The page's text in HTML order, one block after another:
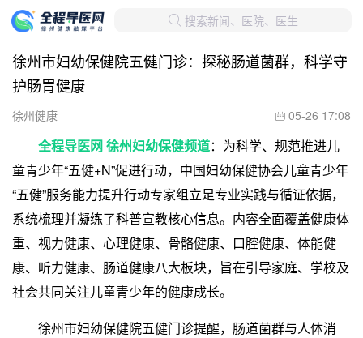
 搜索新闻、医院、医生
徐州市妇幼保健院五健门诊：探秘肠道菌群，科学守
护肠胃健康
徐州健康  05-26 17:08
全程导医网 徐州妇幼保健频道：为科学、规范推进儿
童青少年“五健+N”促进行动，中国妇幼保健协会儿童青少年
“五健”服务能力提升行动专家组立足专业实践与循证依据，
系统梳理并凝练了科普宣教核心信息。内容全面覆盖健康体
重、视力健康、心理健康、骨骼健康、口腔健康、体能健
康、听力健康、肠道健康八大板块，旨在引导家庭、学校及
社会共同关注儿童青少年的健康成长。
徐州市妇幼保健院五健门诊提醒，肠道菌群与人体消